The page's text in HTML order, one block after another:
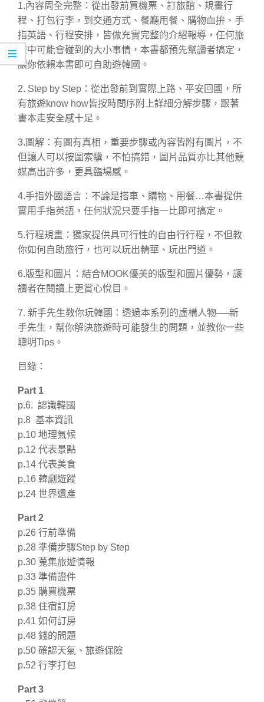
1.內容周全完整：從出發前買機票、訂旅館、規畫行
程、打包行李，到交通方式、餐廳用餐、購物血拚、手
指英語、行程安排，皆做充實完整的介紹報導，任何旅
遊中可能會碰到的大小事情，本書都預先幫讀者搞定，
讓你依賴本書即可自助遊韓國。
2. Step by Step：從出發前到實際上路、平安回國，所
有旅遊know how皆按時間序附上詳細分解步驟，跟著
書本走安全感十足。
3.圖解：有圖有真相，重要步驟或內容皆附有圖片，不
但讓人可以按圖索驥，不怕搞錯，圖片品質亦比其他競
媒高出許多，更具臨場感。
4.手指外國語言：不論是搭車、購物、用餐…本書提供
實用手指英語，任何狀況只要手指一比即可搞定。
5.行程規畫：獨家提供具可行性的自由行行程，不但教
你如何自助旅行，也可以玩出精華、玩出門道。
6.版型和圖片：結合MOOK優美的版型和圖片優勢，讓
讀者在閱讀上更賞心悅目。
7. 新手先生教你玩韓國：透過本系列的虛構人物──新
手先生，幫你解決旅遊時可能發生的問題，並教你一些
聰明Tips。
目錄：
Part 1
p.6. 認識韓國
p.8 基本資訊
p.10 地理氣候
p.12 代表景點
p.14 代表美食
p.16 韓劇遊蹤
p.24 世界遺產
Part 2
p.26 行前準備
p.28 準備步驟Step by Step
p.30 蒐集旅遊情報
p.33 準備證件
p.35 購買機票
p.38 住宿訂房
p.41 如何訂房
p.48 錢的問題
p.50 確認天氣、旅遊保險
p.52 行李打包
Part 3